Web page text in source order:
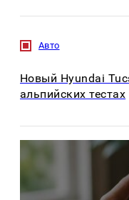
Авто
Новый Hyundai
альпийских тестах